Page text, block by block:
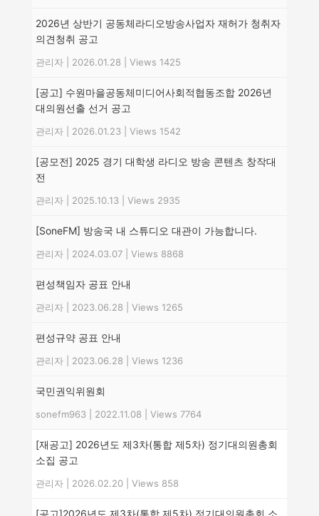
2026년 상반기 공동체라디오방송사업자 재허가 청취자
의견청취 공고
관리자 2026.01.28 Views 1425
[공고] 수원마을공동체미디어사회적협동조합 2026년
대의원선출 선거 공고
관리자 2026.01.23 Views 1542
[공모전] 2025 경기 대학생 라디오 방송 콘텐츠 창작대
전
관리자 2025.10.13 Views 2935
[SoneFM] 방송국 내 스튜디오 대관이 가능합니다.
관리자 2024.03.07 Views 8868
편성책임자 공표 안내
관리자 2023.06.28 Views 1265
편성규약 공표 안내
관리자 2023.06.28 Views 1236
국민권익위원회
sonefm963 2022.11.08 Views 7764
[재공고] 2026년도 제3차(통합 제5차) 정기대의원총회
소집 공고
관리자 2026.02.20 Views 858